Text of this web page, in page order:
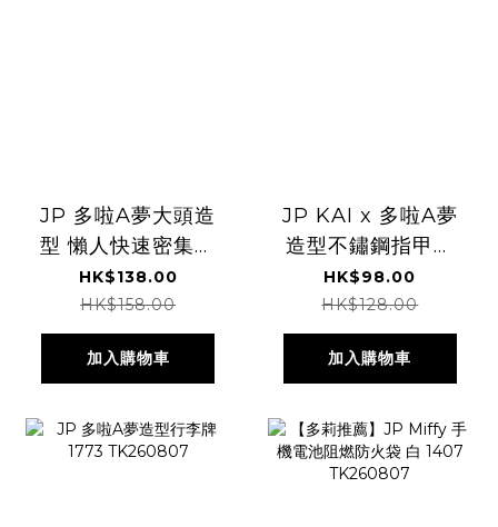
JP 多啦A夢大頭造
型 懶人快速密集式
環保袋 藍 6631
TK260807
HK$138.00
HK$158.00
加入購物車
JP KAI x 多啦A夢
造型不鏽鋼指甲鉗
白 0903
TK260807
HK$98.00
HK$128.00
加入購物車